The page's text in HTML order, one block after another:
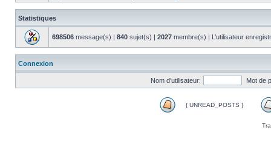
Statistiques
698506 message(s) | 840 sujet(s) | 2027 membre(s) | L’utilisateur
Connexion
Nom d’utilisateur: Mot de
{ UNREAD_POSTS }